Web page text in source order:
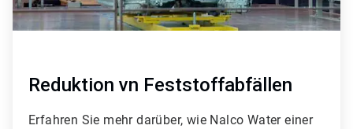
Reduktion vn Feststoffabfällen
Erfahren Sie mehr darüber, wie Nalco Water einer